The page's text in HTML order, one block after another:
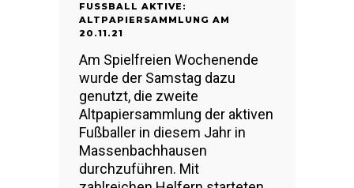
FUSSBALL AKTIVE: A
LTPAPIERSAMMLUNG AM 2
0.11.21
Am Spielfreien Wochenende
wurde der Samstag dazu
genutzt, die zweite
Altpapiersammlung der aktiven
Fußballer in diesem Jahr in
Massenbachhausen
durchzuführen. Mit